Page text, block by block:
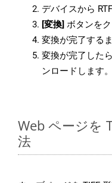
デバイスから
[変換] ボタンをク
変換が完了する
変換が完了した
ンロードします。
Web ページを
法